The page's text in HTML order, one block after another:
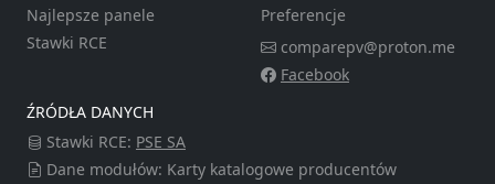
Najlepsze panele
Stawki RCE
Preferencje
comparepv@proton.me
Facebook
ŹRÓDŁA DANYCH
Stawki RCE: PSE SA
Dane modułów: Karty katalogowe producentów